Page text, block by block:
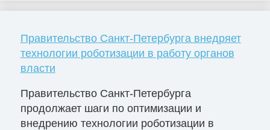
Правительство Санкт-Петербурга внедряет
технологии роботизации в работу органов
власти
Правительство Санкт-Петербурга
продолжает шаги по оптимизации и
внедрению технологии роботизации в